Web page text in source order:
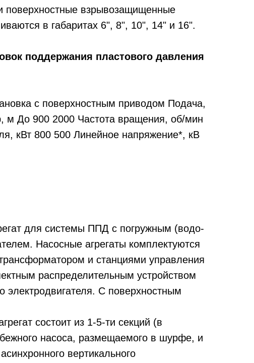
поверхностные взрывозащищенные
в габаритах 6", 8", 10", 14" и 16".
поддержания пластового давления
с поверхностным приводом Подача,
м До 900 2000 Частота вращения, об/мин
кВт 800 500 Линейное напряжение*, кВ
для системы ППД с погружным (водо-
Насосные агрегаты комплектуются
и станциями управления
распределительным устройством
электродвигателя. С поверхностным
состоит из 1-5-ти секций (в
насоса, размещаемого в шурфе, и
вертикального